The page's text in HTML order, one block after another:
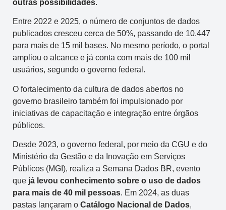
outras possibilidades.
Entre 2022 e 2025, o número de conjuntos de dados
publicados cresceu cerca de 50%, passando de 10.447
para mais de 15 mil bases. No mesmo período, o portal
ampliou o alcance e já conta com mais de 100 mil
usuários, segundo o governo federal.
O fortalecimento da cultura de dados abertos no
governo brasileiro também foi impulsionado por
iniciativas de capacitação e integração entre órgãos
públicos.
Desde 2023, o governo federal, por meio da CGU e do
Ministério da Gestão e da Inovação em Serviços
Públicos (MGI), realiza a Semana Dados BR, evento
que já levou conhecimento sobre o uso de dados
para mais de 40 mil pessoas. Em 2024, as duas
pastas lançaram o Catálogo Nacional de Dados,